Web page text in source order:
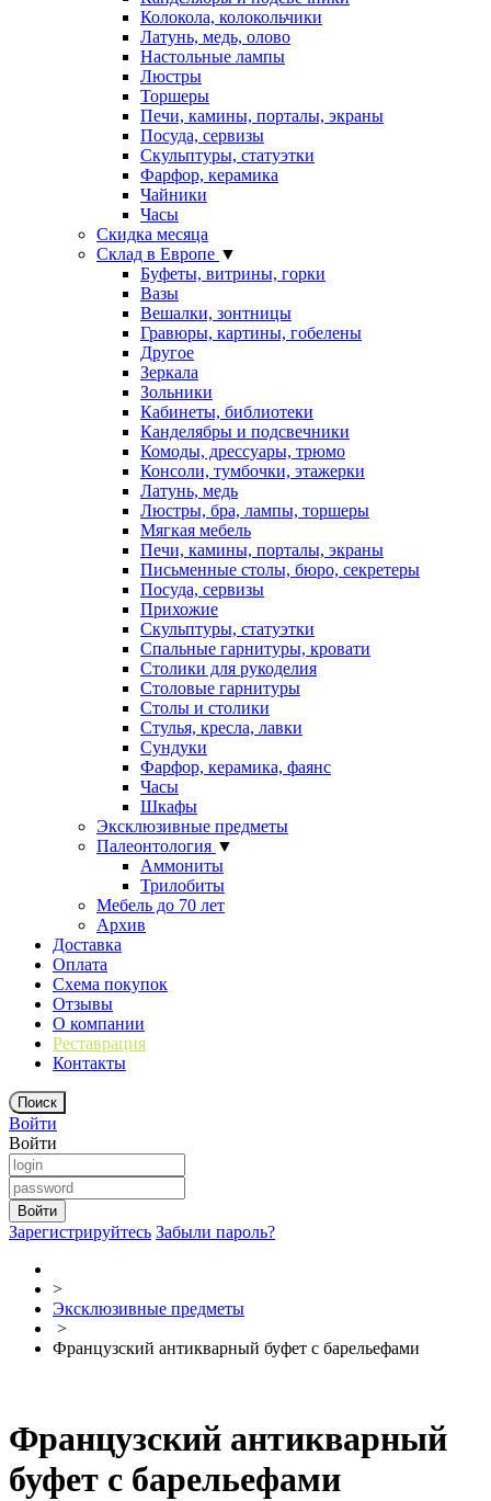
Колокола, колокольчики
Латунь, медь, олово
Настольные лампы
Люстры
Торшеры
Печи, камины, порталы, экраны
Посуда, сервизы
Скульптуры, статуэтки
Фарфор, керамика
Чайники
Часы
Скидка месяца
Склад в Европе ▼
Буфеты, витрины, горки
Вазы
Вешалки, зонтницы
Гравюры, картины, гобелены
Другое
Зеркала
Зольники
Кабинеты, библиотеки
Канделябры и подсвечники
Комоды, дрессуары, трюмо
Консоли, тумбочки, этажерки
Латунь, медь
Люстры, бра, лампы, торшеры
Мягкая мебель
Печи, камины, порталы, экраны
Письменные столы, бюро, секретеры
Посуда, сервизы
Прихожие
Скульптуры, статуэтки
Спальные гарнитуры, кровати
Столики для рукоделия
Столовые гарнитуры
Столы и столики
Стулья, кресла, лавки
Сундуки
Фарфор, керамика, фаянс
Часы
Шкафы
Эксклюзивные предметы
Палеонтология ▼
Аммониты
Трилобиты
Мебель до 70 лет
Архив
Доставка
Оплата
Схема покупок
Отзывы
О компании
Реставрация
Контакты
Войти
Войти
Зарегистрируйтесь Забыли пароль?
>
Эксклюзивные предметы
>
Французский антикварный буфет с барельефами
Французский антикварный
буфет с барельефами